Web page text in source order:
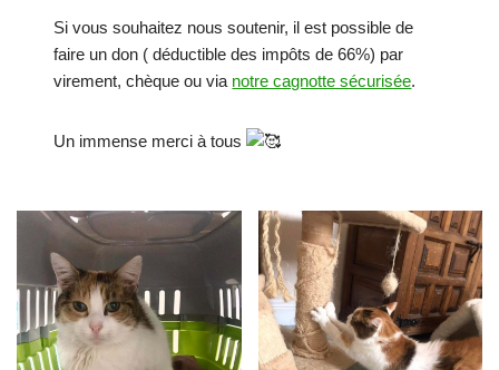
Si vous souhaitez nous soutenir, il est possible de
faire un don ( déductible des impôts de 66%) par
virement, chèque ou via notre cagnotte sécurisée.
Un immense merci à tous